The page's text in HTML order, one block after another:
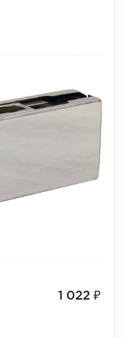
1 022 ₽